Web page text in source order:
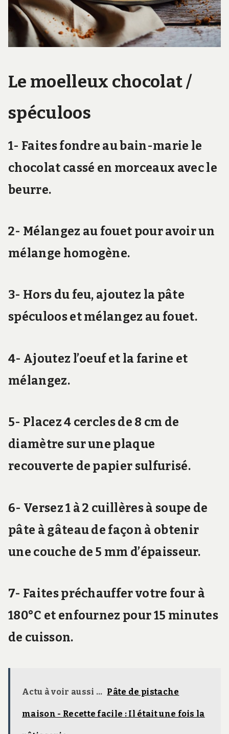
Le moelleux chocolat /
spéculoos
1- Faites fondre au bain-marie le
chocolat cassé en morceaux avec le
beurre.
2- Mélangez au fouet pour avoir un
mélange homogène.
3- Hors du feu, ajoutez la pâte
spéculoos et mélangez au fouet.
4- Ajoutez l’oeuf et la farine et
mélangez.
5- Placez 4 cercles de 8 cm de
diamètre sur une plaque
recouverte de papier sulfurisé.
6- Versez 1 à 2 cuillères à soupe de
pâte à gâteau de façon à obtenir
une couche de 5 mm d’épaisseur.
7- Faites préchauffer votre four à
180°C et enfournez pour 15 minutes
de cuisson.
Actu à voir aussi ... Pâte de pistache
maison - Recette facile : Il était une fois la